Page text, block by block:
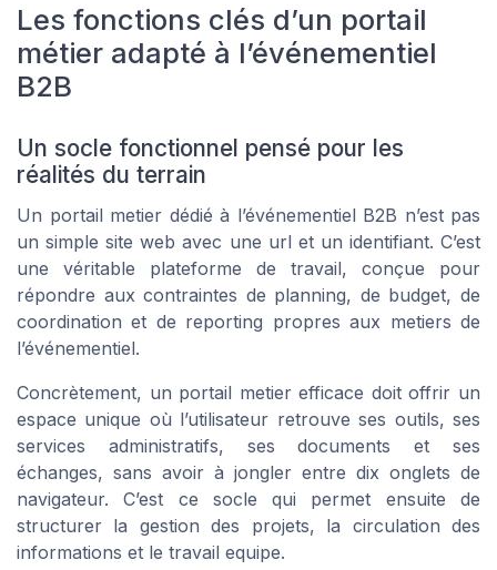
Les fonctions clés d’un portail
métier adapté à l’événementiel
B2B
Un socle fonctionnel pensé pour les
réalités du terrain
Un portail metier dédié à l’événementiel B2B n’est pas
un simple site web avec une url et un identifiant. C’est
une véritable plateforme de travail, conçue pour
répondre aux contraintes de planning, de budget, de
coordination et de reporting propres aux metiers de
l’événementiel.
Concrètement, un portail metier efficace doit offrir un
espace unique où l’utilisateur retrouve ses outils, ses
services administratifs, ses documents et ses
échanges, sans avoir à jongler entre dix onglets de
navigateur. C’est ce socle qui permet ensuite de
structurer la gestion des projets, la circulation des
informations et le travail equipe.